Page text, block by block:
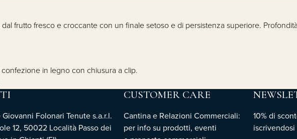
frutto fresco e croccante con un finale setoso e di persistenza superiore.
in legno con chiusura a clip.
Folonari Tenute s.a.r.l.
12, 50022 Località Passo dei
CUSTOMER CARE
Cantina e Relazioni Commerciali:
per info su prodotti, eventi
10% di
iscrivendosi